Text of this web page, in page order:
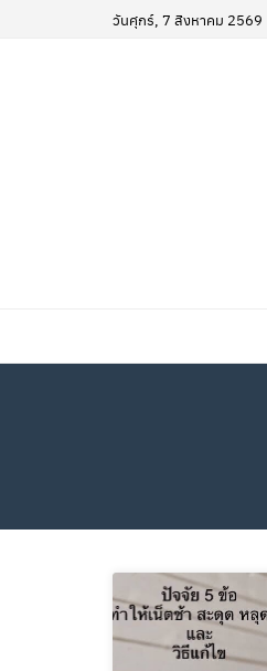
วันศุกร์, 7 สิงหาคม 2569